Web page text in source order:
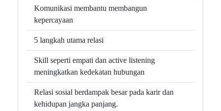
Komunikasi membantu membangun
kepercayaan
5 langkah utama relasi
Skill seperti empati dan active listening
meningkatkan kedekatan hubungan
Relasi sosial berdampak besar pada karir dan
kehidupan jangka panjang.